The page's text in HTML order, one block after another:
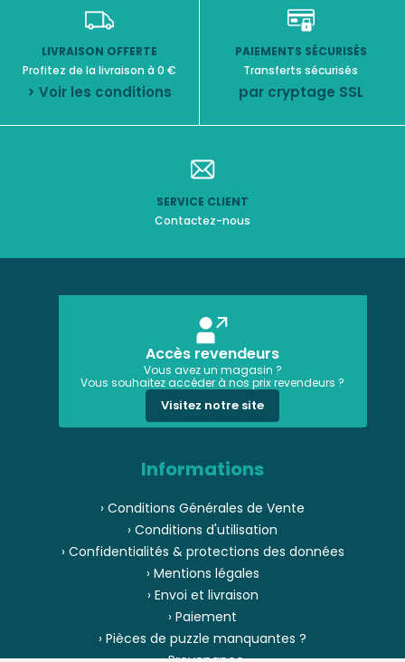
LIVRAISON OFFERTE
Profitez de la livraison à 0 €
> Voir les conditions
PAIEMENTS SÉCURISÉS
Transferts sécurisés
par cryptage SSL
SERVICE CLIENT
Contactez-nous
Accès revendeurs
Vous avez un magasin ?
Vous souhaitez accéder à nos prix revendeurs ?
Visitez notre site
Informations
› Conditions Générales de Vente
› Conditions d'utilisation
› Confidentialités & protections des données
› Mentions légales
› Envoi et livraison
› Paiement
› Pièces de puzzle manquantes ?